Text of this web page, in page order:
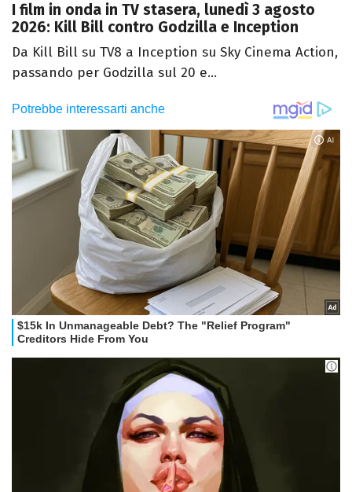
I film in onda in TV stasera, lunedì 3 agosto
2026: Kill Bill contro Godzilla e Inception
Da Kill Bill su TV8 a Inception su Sky Cinema Action,
passando per Godzilla sul 20 e...